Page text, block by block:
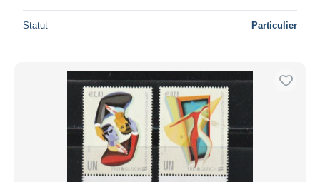
Statut Particulier